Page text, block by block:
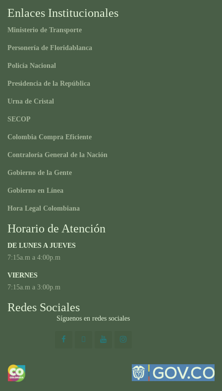
Enlaces Institucionales
Ministerio de Transporte
Personería de Floridablanca
Policía Nacional
Presidencia de la República
Urna de Cristal
SECOP
Colombia Compra Eficiente
Contraloría General de la Nación
Gobierno de la Gente
Gobierno en Línea
Hora Legal Colombiana
Horario de Atención
DE LUNES A JUEVES
7:15a.m a 4:00p.m
VIERNES
7:15a.m a 3:00p.m
Redes Sociales
Síguenos en redes sociales